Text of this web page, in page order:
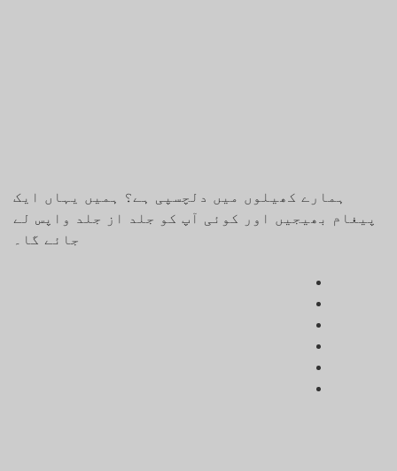
ہمارے کھیلوں میں دلچسپی ہے؟ ہمیں یہاں ایک
پیغام بھیجیں اور کوئی آپ کو جلد از جلد واپس لے
جائے گا۔